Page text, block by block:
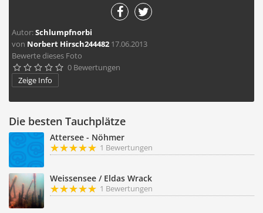
Autor:Schlumpfnorbi
von Norbert Hirsch244482 17.06.2013
Bewerte dieses Foto
     0 Bewertungen
Zeige Info
Die besten Tauchplätze
Attersee - Nöhmer
1 Bewertungen
Weissensee / Eldas Wrack
1 Bewertungen